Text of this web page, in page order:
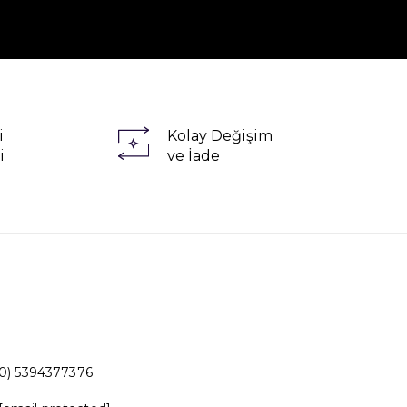
Kolay Değişim
ve İade
5394377376